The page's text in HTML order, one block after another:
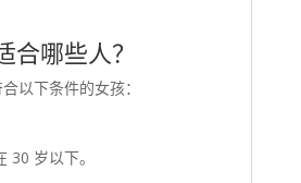
合哪些人？
以下条件的女孩：
30 岁以下。